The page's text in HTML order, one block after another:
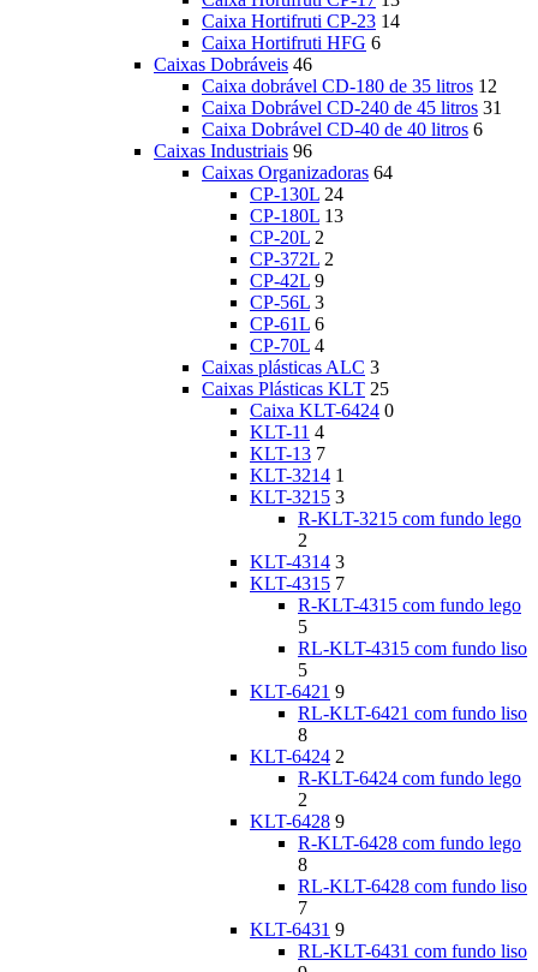
Caixa Hortifruti CP-23 14
Caixa Hortifruti HFG 6
Caixas Dobráveis 46
Caixa dobrável CD-180 de 35 litros 12
Caixa Dobrável CD-240 de 45 litros 31
Caixa Dobrável CD-40 de 40 litros 6
Caixas Industriais 96
Caixas Organizadoras 64
CP-130L 24
CP-180L 13
CP-20L 2
CP-372L 2
CP-42L 9
CP-56L 3
CP-61L 6
CP-70L 4
Caixas plásticas ALC 3
Caixas Plásticas KLT 25
Caixa KLT-6424 0
KLT-11 4
KLT-13 7
KLT-3214 1
KLT-3215 3
R-KLT-3215 com fundo lego
2
KLT-4314 3
KLT-4315 7
R-KLT-4315 com fundo lego
5
RL-KLT-4315 com fundo liso
5
KLT-6421 9
RL-KLT-6421 com fundo liso
8
KLT-6424 2
R-KLT-6424 com fundo lego
2
KLT-6428 9
R-KLT-6428 com fundo lego
8
RL-KLT-6428 com fundo liso
7
KLT-6431 9
RL-KLT-6431 com fundo liso